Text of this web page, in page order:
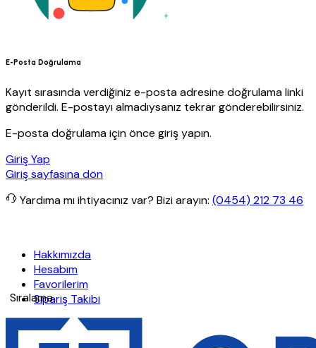
E-Posta Doğrulama
Kayıt sırasında verdiğiniz e-posta adresine doğrulama linki
gönderildi. E-postayı almadıysanız tekrar gönderebilirsiniz.
E-posta doğrulama için önce giriş yapın.
Giriş Yap
Giriş sayfasına dön
Yardıma mı ihtiyacınız var? Bizi arayın: (0454) 212 73 46
Hakkımızda
Hesabım
Favorilerim
Sipariş Takibi
Sıralama